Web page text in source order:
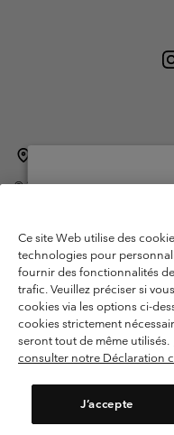
©2026Columbia Sportswear
Garanties Légales
Politique
Conditions d'utilisation -
Conditions D'utilisation -
Cookies
United States
Belgium-
Belgium-
Belgium-Dutch
Ce site Web utilise des
technologies pour
fournir des fonctionnalités
trafic. Veuillez préciser si
cookies via les options ci-
cookies strictement
seront tout de même utilisés.
consulter notre Déclaration
J’accepte